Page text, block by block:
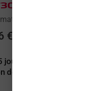
bi-ba...
€
de votre